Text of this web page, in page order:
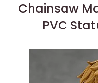
Chainsaw
PVC